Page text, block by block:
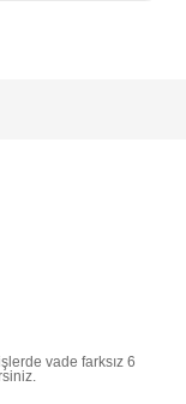
vade farksız 6